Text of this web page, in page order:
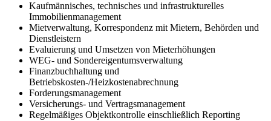
Kaufmännisches, technisches und infrastrukturelles
Immobilienmanagement
Mietverwaltung, Korrespondenz mit Mietern, Behörden und
Dienstleistern
Evaluierung und Umsetzen von Mieterhöhungen
WEG- und Sondereigentumsverwaltung
Finanzbuchhaltung und
Betriebskosten-/Heizkostenabrechnung
Forderungsmanagement
Versicherungs- und Vertragsmanagement
Regelmäßiges Objektkontrolle einschließlich Reporting